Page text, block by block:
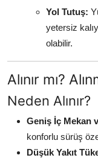
Yol Tutuş:
yetersiz
olabilir.
Alınır mı?
Neden Alınır?
Geniş İç Mekan
konforlu sürüş
Düşük Yakıt